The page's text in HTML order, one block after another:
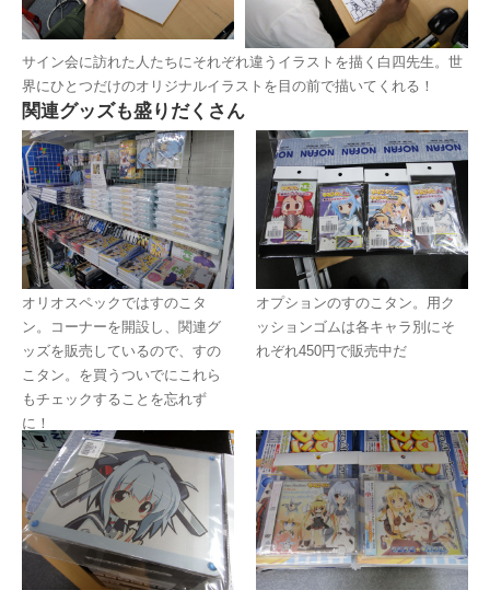
サイン会に訪れた人たちにそれぞれ違うイラストを描く白四先生。世
界にひとつだけのオリジナルイラストを目の前で描いてくれる！
関連グッズも盛りだくさん
オリオスペックではすのこタ
ン。コーナーを開設し、関連グ
ッズを販売しているので、すの
こタン。を買うついでにこれら
もチェックすることを忘れず
に！
オプションのすのこタン。用ク
ッションゴムは各キャラ別にそ
れぞれ450円で販売中だ